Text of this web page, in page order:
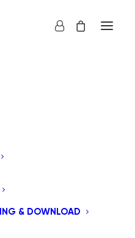
& DOWNLOAD
dat geschikt is
je muziek kunt opnemen,
van deze drie kunt
via een aangesloten
G-Switch-serie.